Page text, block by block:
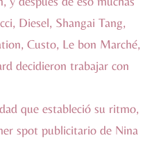
Diesel, Shangai Tang,
Custo, Le bon Marché,
decidieron trabajar con
que estableció su ritmo,
spot publicitario de Nina